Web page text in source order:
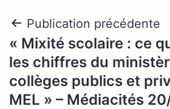
Navigation
de
l’article
Publication précédente
« Mixité scolaire : ce
les chiffres du
collèges publics et
MEL » – Médiacités